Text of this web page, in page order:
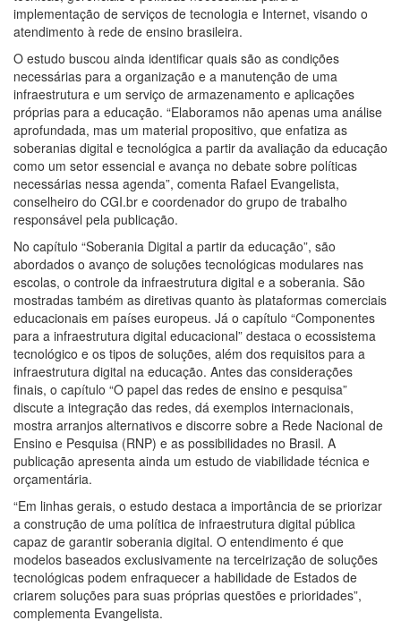
implementação de serviços de tecnologia e Internet, visando o
atendimento à rede de ensino brasileira.
O estudo buscou ainda identificar quais são as condições
necessárias para a organização e a manutenção de uma
infraestrutura e um serviço de armazenamento e aplicações
próprias para a educação. “Elaboramos não apenas uma análise
aprofundada, mas um material propositivo, que enfatiza as
soberanias digital e tecnológica a partir da avaliação da educação
como um setor essencial e avança no debate sobre políticas
necessárias nessa agenda”, comenta Rafael Evangelista,
conselheiro do CGI.br e coordenador do grupo de trabalho
responsável pela publicação.
No capítulo “Soberania Digital a partir da educação”, são
abordados o avanço de soluções tecnológicas modulares nas
escolas, o controle da infraestrutura digital e a soberania. São
mostradas também as diretivas quanto às plataformas comerciais
educacionais em países europeus. Já o capítulo “Componentes
para a infraestrutura digital educacional” destaca o ecossistema
tecnológico e os tipos de soluções, além dos requisitos para a
infraestrutura digital na educação. Antes das considerações
finais, o capítulo “O papel das redes de ensino e pesquisa”
discute a integração das redes, dá exemplos internacionais,
mostra arranjos alternativos e discorre sobre a Rede Nacional de
Ensino e Pesquisa (RNP) e as possibilidades no Brasil. A
publicação apresenta ainda um estudo de viabilidade técnica e
orçamentária.
“Em linhas gerais, o estudo destaca a importância de se priorizar
a construção de uma política de infraestrutura digital pública
capaz de garantir soberania digital. O entendimento é que
modelos baseados exclusivamente na terceirização de soluções
tecnológicas podem enfraquecer a habilidade de Estados de
criarem soluções para suas próprias questões e prioridades”,
complementa Evangelista.